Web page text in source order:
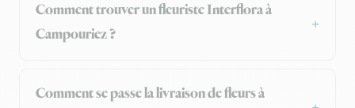
Comment trouver un fleuriste Interflora à
Campouriez ?
Comment se passe la livraison de fleurs à